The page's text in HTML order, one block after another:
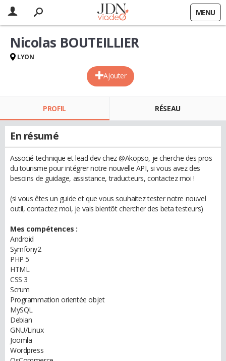
MENU
Ajouter
Nicolas BOUTEILLIER
LYON
PROFIL RÉSEAU
En résumé
Associé technique et lead dev chez @Akopso, je cherche des pros
du tourisme pour intégrer notre nouvelle API, si vous avez des
besoins de guidage, assistance, traducteurs, contactez moi !
(si vous êtes un guide et que vous souhaitez tester notre nouvel
outil, contactez moi, je vais bientôt chercher des beta testeurs)
Mes compétences :
Android
Symfony2
PHP 5
HTML
CSS 3
Scrum
Programmation orientée objet
MySQL
Debian
GNU/Linux
Joomla
Wordpress